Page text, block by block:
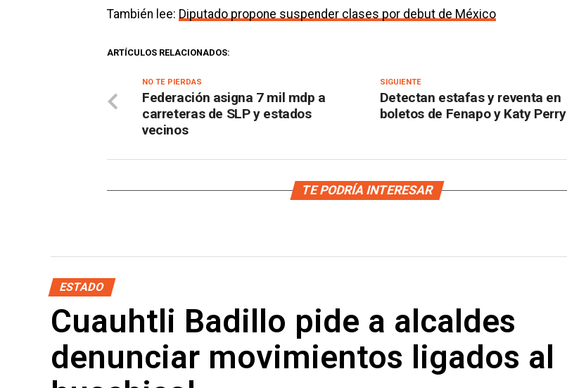
También lee: Diputado propone suspender clases por debut de México
ARTÍCULOS RELACIONADOS:
SIGUIENTE
Detectan estafas y reventa en
boletos de Fenapo y Katy Perry
NO TE PIERDAS
Federación asigna 7 mil mdp a
carreteras de SLP y estados
vecinos
TE PODRÍA INTERESAR
ESTADO
Cuauhtli Badillo pide a alcaldes
denunciar movimientos ligados al